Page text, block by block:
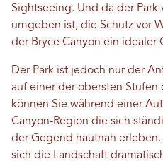
Sightseeing. Und da der
umgeben ist, die Schutz vor
der Bryce Canyon ein idealer
Der Park ist jedoch nur der
auf einer der obersten Stufen
können Sie während einer
Canyon-Region die sich
der Gegend hautnah
sich die Landschaft